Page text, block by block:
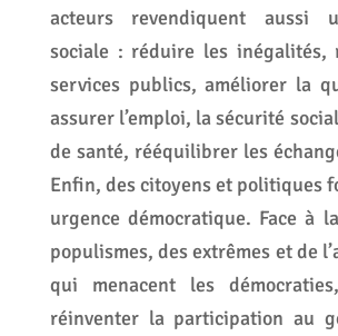
acteurs revendiquent aussi
sociale : réduire les inégalités,
services publics, améliorer la
assurer l’emploi, la sécurité
de santé, rééquilibrer les
Enfin, des citoyens et politiques
urgence démocratique. Face à
populismes, des extrêmes et de
qui menacent les
réinventer la participation au